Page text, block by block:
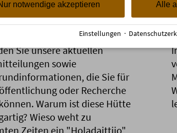
Sie unsere aktuellen
sowie
die Sie für
oder Recherche
Warum ist diese Hütte
Wieso weht zu
Zeiten ein "Holadaittijo"
Alle
notwendige akzeptieren
Einstellungen ·